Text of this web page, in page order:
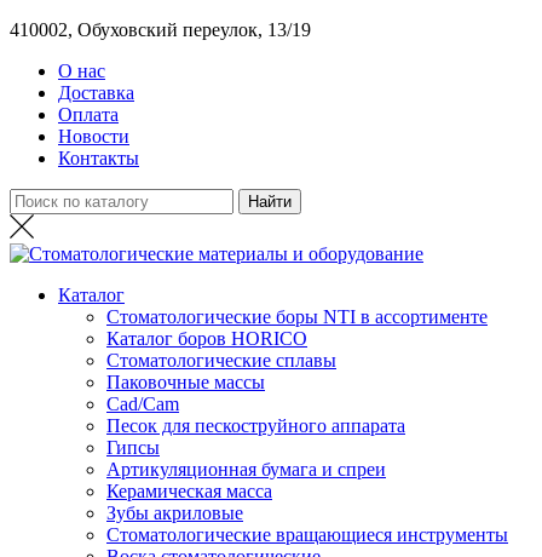
410002, Обуховский переулок, 13/19
О нас
Доставка
Оплата
Новости
Контакты
Каталог
Стоматологические боры NTI в ассортименте
Каталог боров HORICO
Стоматологические сплавы
Паковочные массы
Сad/Сam
Песок для пескоструйного аппарата
Гипсы
Артикуляционная бумага и спреи
Керамическая масса
Зубы акриловые
Стоматологические вращающиеся инструменты